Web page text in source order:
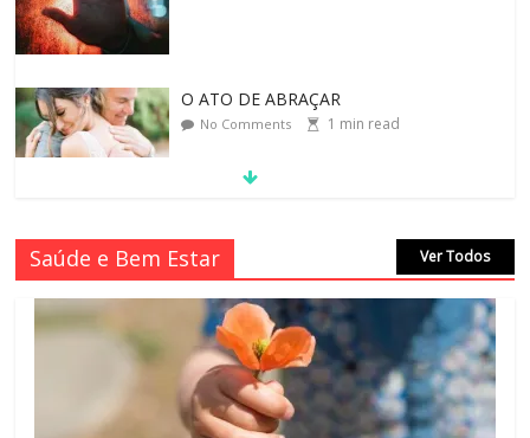
MORAL-POR-CIDINHA CASSIANO &
CIDA SIMONI
SAGRADA FAMÍLIA – MAIA SOMEL
No Comments
VALE A PENA CULTIVAR A GENTILEZA?
No Comments min read
Saúde e Bem Estar Ver Todos